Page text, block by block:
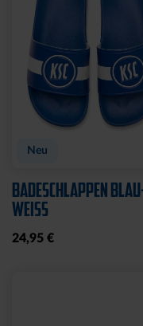
Neu
BADESCHLAPPEN
WEISS
24,95 €